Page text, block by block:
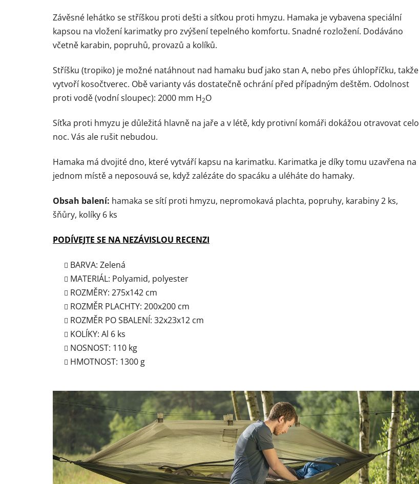
Závěsné lehátko se stříškou proti dešti a síťkou proti hmyzu. Hamaka je vybavena speciální
kapsou na vložení karimatky pro zvýšení tepelného komfortu. Snadné rozložení. Dodáváno
včetně karabin, popruhů, provazů a kolíků.
Stříšku (tropiko) je možné natáhnout nad hamaku buď jako stan A, nebo přes úhlopříčku, takže
vytvoří kosočtverec. Obě varianty vás dostatečně ochrání před případným deštěm. Odolnost
proti vodě (vodní sloupec): 2000 mm H2O
Síťka proti hmyzu je důležitá hlavně na jaře a v létě, kdy protivní komáři dokážou otravovat celo
noc. Vás ale rušit nebudou.
Hamaka má dvojité dno, které vytváří kapsu na karimatku. Karimatka je díky tomu uzavřena na
jednom místě a neposouvá se, když zalézáte do spacáku a uléháte do hamaky.
Obsah balení: hamaka se sítí proti hmyzu, nepromokavá plachta, popruhy, karabiny 2 ks,
šňůry, kolíky 6 ks
PODÍVEJTE SE NA NEZÁVISLOU RECENZI
BARVA: Zelená
MATERIÁL: Polyamid, polyester
ROZMĚRY: 275x142 cm
ROZMĚR PLACHTY: 200x200 cm
ROZMĚR PO SBALENÍ: 32x23x12 cm
KOLÍKY: Al 6 ks
NOSNOST: 110 kg
HMOTNOST: 1300 g